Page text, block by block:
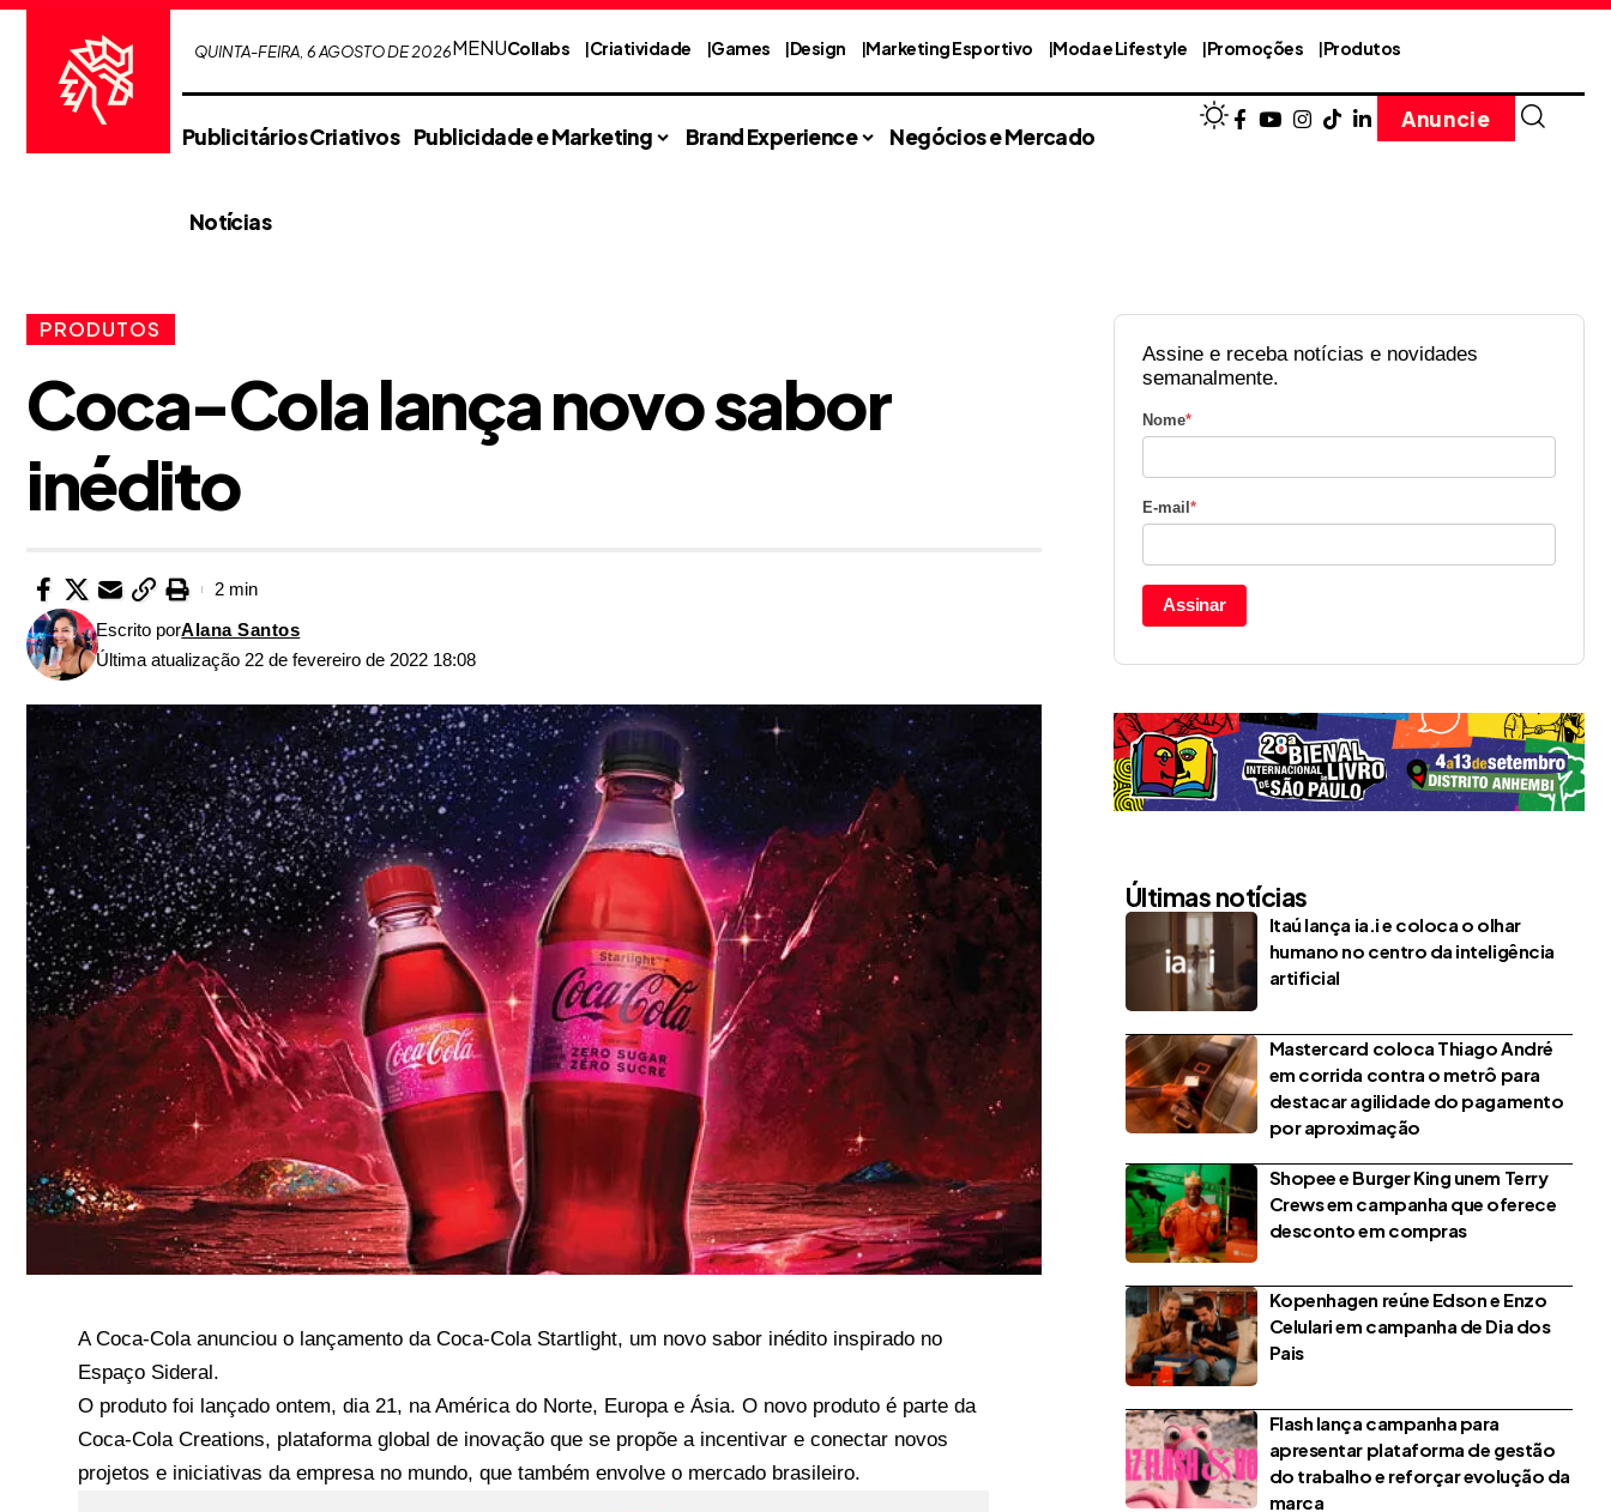
QUINTA-FEIRA, 6 AGOSTO DE 2026MENUCollabs Criatividade Games Design Marketing Esportivo Moda e Lifestyle Promoções Produtos
Publicitários Criativos Publicidade e Marketing Brand Experience Negócios e Mercado
Notícias
Anuncie
PRODUTOS
Coca-Cola lança novo sabor
inédito
Última atualização 22 de fevereiro de 2022 18:08
Escrito porAlana Santos
2 min
A Coca-Cola anunciou o lançamento da Coca-Cola Startlight, um novo sabor inédito inspirado no
Espaço Sideral.
O produto foi lançado ontem, dia 21, na América do Norte, Europa e Ásia. O novo produto é parte da
Coca-Cola Creations, plataforma global de inovação que se propõe a incentivar e conectar novos
projetos e iniciativas da empresa no mundo, que também envolve o mercado brasileiro.
Assine e receba notícias e novidades
semanalmente.
Nome*
E-mail *
Assinar
Últimas notícias
Itaú lança ia.i e coloca o olhar
humano no centro da inteligência
artificial
Mastercard coloca Thiago André
em corrida contra o metrô para
destacar agilidade do pagamento
por aproximação
Shopee e Burger King unem Terry
Crews em campanha que oferece
desconto em compras
Kopenhagen reúne Edson e Enzo
Celulari em campanha de Dia dos
Pais
Flash lança campanha para
apresentar plataforma de gestão
do trabalho e reforçar evolução da
marca